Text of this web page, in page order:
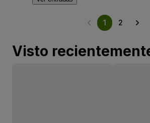
1 2
Visto